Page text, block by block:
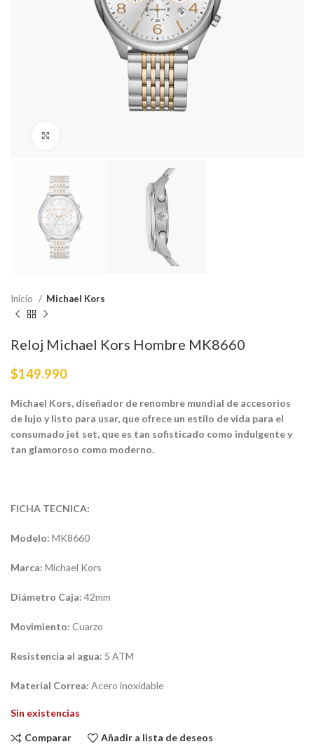
Inicio Michael Kors
Reloj Michael Kors Hombre MK8660
$149.990
Michael Kors, diseñador de renombre mundial de accesorios
de lujo y listo para usar, que ofrece un estilo de vida para el
consumado jet set, que es tan sofisticado como indulgente y
tan glamoroso como moderno.
FICHA TECNICA:
Modelo: MK8660
Marca: Michael Kors
Diámetro Caja: 42mm
Movimiento: Cuarzo
Resistencia al agua: 5 ATM
Material Correa: Acero inoxidable
Sin existencias
Comparar Añadir a lista de deseos